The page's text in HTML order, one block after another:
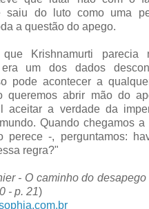
saiu do luto como uma
a questão do apego.
Krishnamurti parecia
era um dos dados
pode acontecer a
queremos abrir mão do
aceitar a verdade da
Quando chegamos
perece -, perguntamos:
regra?"
- O caminho do
- p. 21)